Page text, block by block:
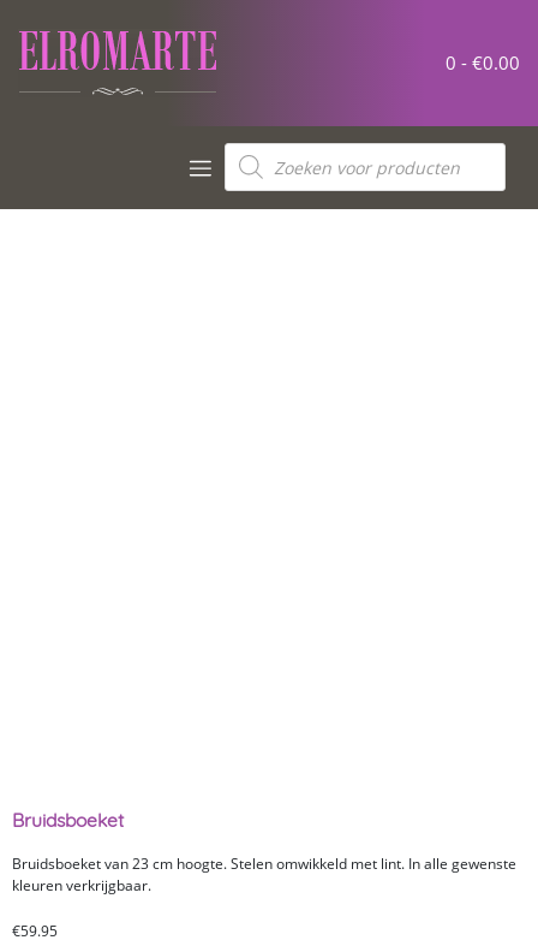
0 - €0.00
Bruidsboeket
Bruidsboeket van 23 cm hoogte. Stelen omwikkeld met lint. In alle gewenste
kleuren verkrijgbaar.
€59.95